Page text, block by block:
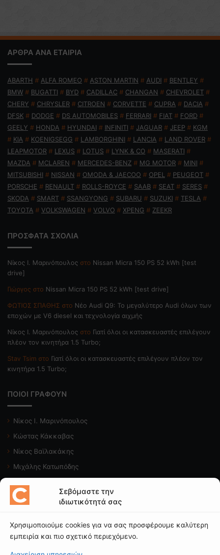
Σεβόμαστε την
ιδιωτικότητά σας
Χρησιμοποιούμε cookies για να σας προσφέρουμε καλύτερη
εμπειρία και πιο σχετικό περιεχόμενο.
ΑΡΘΡΑ ΑΝΑ ΕΤΑΙΡΙΑ
ABARTH # ALFA ROMEO # ASTON MARTIN # AUDI # BENTLEY #
BMW # BUGATTI # BYD # CADILLAC # CHANGAN # CHEVROLET #
CHERY # CHRYSLER # CITROEN # CORVETTE # CUPRA # DACIA #
DFSK # DODGE # DS AUTOMOBILES # FERRARI # FIAT # FORD #
GEELY # HONDA # HYUNDAI # INFINITI # JAGUAR # JEEP # KGM
# KIA # KOENIGSEGG # LAMBORGHINI # LANCIA # LAND ROVER #
LEAPMOTOR # LEXUS # LOTUS # LYNK & CO # MASERATI #
MAZDA # MCLAREN # MERCEDES-BENZ # MG MOTOR # MINI #
MITSUBISHI # NISSAN # OMODA & JAECOO # OPEL # PEUGEOT #
PORSCHE # RENAULT # ROLLS-ROYCE # SAAB # SEAT # SERES #
SKODA # SMART # SSANGYONG # SUBARU # SUZUKI # TESLA #
TOYOTA # VOLKSWAGEN # VOLVO # XPENG # ZEEKR
ΠΡΟΣΦΑΤΑ ΣΧΟΛΙΑ
Nίκος Ι. Mαρινόπουλος στο Nissan Micra 150 PS 52 kWh [test
drive]
Γιώργος στο Nissan Micra 150 PS 52 kWh [test drive]
ΦΩΤΙΟΣ ΣΠΑΘΗΣ στο Νέο Audi Q9: Το μεγαλύτερο Audi όλων των
εποχών με V6 diesel και τεχνολογία αιχμής
Nίκος Ι. Mαρινόπουλος στο Γιατί όλοι οι κατασκευαστές επιλέγουν
πλέον τον κινητήρα 1.5 Turbo;
Stav Tsim στο Γιατί όλοι οι κατασκευαστές επιλέγουν πλέον τον
κινητήρα 1.5 Turbo;
ΠΟΙΟΙ ΓΡΑΦΟΥΝ
Νίκος Ι. Μαρινόπουλος
Κώστας Κάκκαβας
Νίκος Βαϊλακάκης
Μιχάλης Κατωπόδης
Δείτε το κανάλι μας